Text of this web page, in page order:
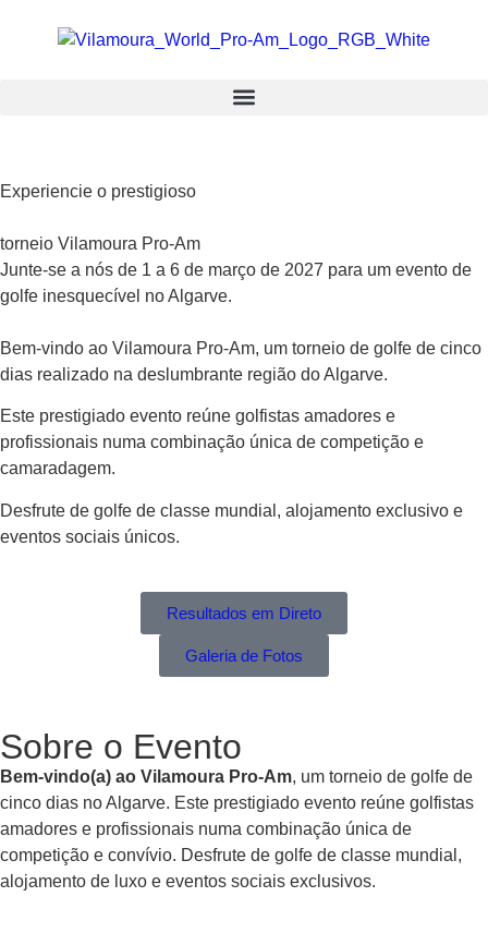
Experiencie o prestigioso
torneio Vilamoura Pro-Am
Junte-se a nós de 1 a 6 de março de 2027 para um evento de
golfe inesquecível no Algarve.
Bem-vindo ao Vilamoura Pro-Am, um torneio de golfe de cinco
dias realizado na deslumbrante região do Algarve.
Este prestigiado evento reúne golfistas amadores e
profissionais numa combinação única de competição e
camaradagem.
Desfrute de golfe de classe mundial, alojamento exclusivo e
eventos sociais únicos.
Resultados em Direto
Galeria de Fotos
Sobre o Evento
Bem-vindo(a) ao Vilamoura Pro-Am, um torneio de golfe de
cinco dias no Algarve. Este prestigiado evento reúne golfistas
amadores e profissionais numa combinação única de
competição e convívio. Desfrute de golfe de classe mundial,
alojamento de luxo e eventos sociais exclusivos.